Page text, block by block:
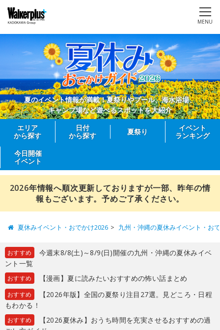
MENU
夏のイベント情報が満載！夏祭りやプール、海水浴場、
キャンプ場など遊べるスポットを大紹介
エリア
から探す
日付
から探す
夏祭り
イベント
ランキング
今日開催
イベント
2026年情報へ順次更新しておりますが一部、昨年の情
報もございます。予めご了承ください。
夏休みイベント・おでかけ2026 九州・沖縄の夏休みイベント・お
おすすめ
今週末8/8(土)～8/9(日)開催の九州・沖縄の夏休みイベ
ント一覧
おすすめ 【漫画】夏に読みたいおすすめの怖い話まとめ
おすすめ
【2026年版】全国の夏祭り注目27選。見どころ・日程
もわかる！
おすすめ
【2026夏休み】おうち時間を充実させるおすすめの過